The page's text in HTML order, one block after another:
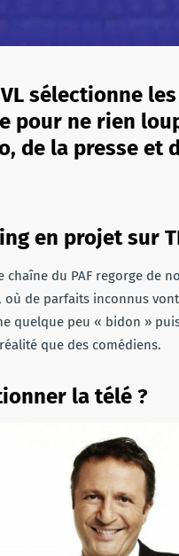
sélectionne
pour ne rien
de la presse et
en projet sur
du PAF regorge de
où de parfaits inconnus
quelque peu « bidon »
que des comédiens.
la télé ?